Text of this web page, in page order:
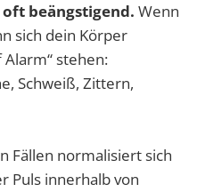
beängstigend. Wenn
sich dein Körper
stehen:
Schweiß, Zittern,
Fällen normalisiert sich
Puls innerhalb von